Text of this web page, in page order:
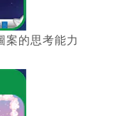
案的思考能力